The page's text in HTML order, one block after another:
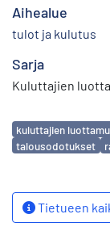
Aihealue
tulot ja kulutus
Sarja
Kuluttajien
Avainsanat
kuluttajien
talousodotukset
Tietueen